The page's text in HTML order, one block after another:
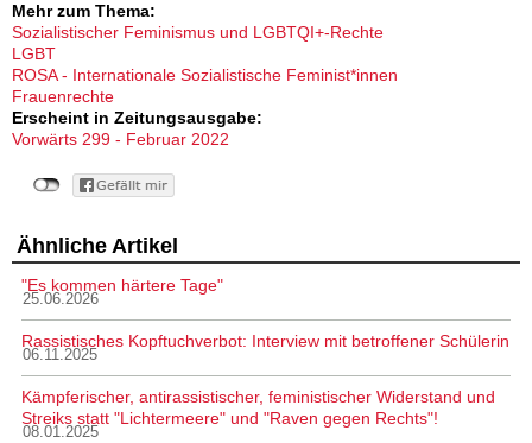
Mehr zum Thema:
Sozialistischer Feminismus und LGBTQI+-Rechte
LGBT
ROSA - Internationale Sozialistische Feminist*innen
Frauenrechte
Erscheint in Zeitungsausgabe:
Vorwärts 299 - Februar 2022
Ähnliche Artikel
"Es kommen härtere Tage"
25.06.2026
Rassistisches Kopftuchverbot: Interview mit betroffener Schülerin
06.11.2025
Kämpferischer, antirassistischer, feministischer Widerstand und
Streiks statt "Lichtermeere" und "Raven gegen Rechts"!
08.01.2025